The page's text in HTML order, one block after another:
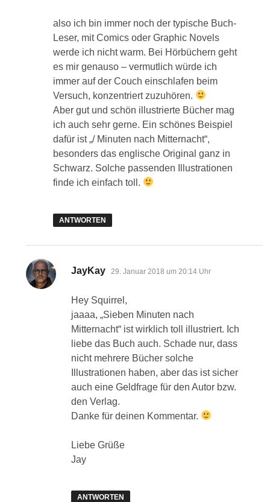
also ich bin immer noch der typische Buch-
Leser, mit Comics oder Graphic Novels
werde ich nicht warm. Bei Hörbüchern geht
es mir genauso – vermutlich würde ich
immer auf der Couch einschlafen beim
Versuch, konzentriert zuzuhören.
Aber gut und schön illustrierte Bücher mag
ich auch sehr gerne. Ein schönes Beispiel
dafür ist „/ Minuten nach Mitternacht“,
besonders das englische Original ganz in
Schwarz. Solche passenden Illustrationen
finde ich einfach toll.
ANTWORTEN
JayKay sagt:
29. Januar 2018 um 20:14 Uhr
Hey Squirrel,
jaaaa, „Sieben Minuten nach
Mitternacht“ ist wirklich toll illustriert. Ich
liebe das Buch auch. Schade nur, dass
nicht mehrere Bücher solche
Illustrationen haben, aber das ist sicher
auch eine Geldfrage für den Autor bzw.
den Verlag.
Danke für deinen Kommentar.
Liebe Grüße
Jay
ANTWORTEN